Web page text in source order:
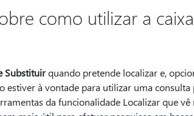
como utilizar a
Substituirquando pretende localizar e,
estiver à vontade para utilizar uma
da funcionalidade Localizar que